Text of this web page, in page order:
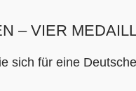
– VIER
sich für eine